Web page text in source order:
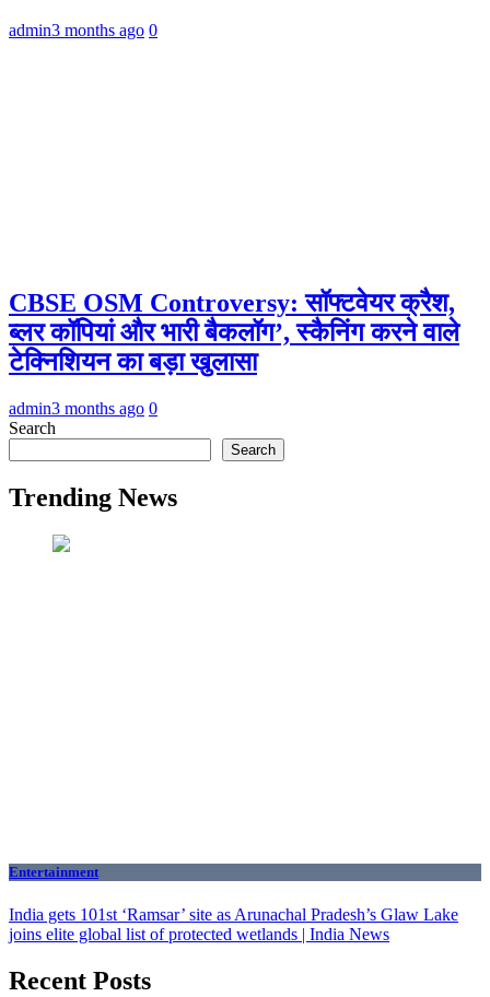
admin3 months ago 0
CBSE OSM Controversy: सॉफ्टवेयर क्रैश,
ब्लर कॉपियां और भारी बैकलॉग’, स्कैनिंग करने वाले
टेक्निशियन का बड़ा खुलासा
admin3 months ago 0
Search
Search
Trending News
Entertainment
India gets 101st ‘Ramsar’ site as Arunachal Pradesh’s Glaw Lake
joins elite global list of protected wetlands | India News
Recent Posts